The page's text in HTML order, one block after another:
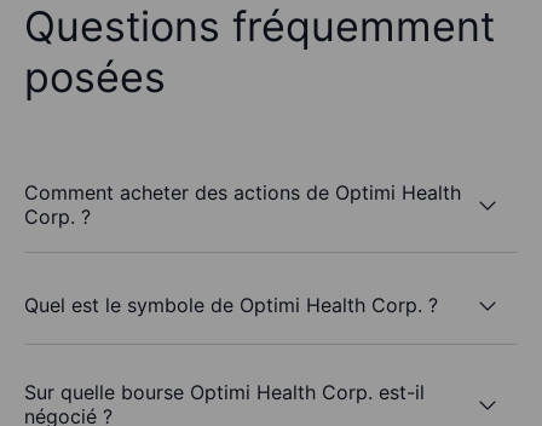
Questions fréquemment
posées
Comment acheter des actions de Optimi Health
Corp. ?
Quel est le symbole de Optimi Health Corp. ?
Sur quelle bourse Optimi Health Corp. est-il
négocié ?